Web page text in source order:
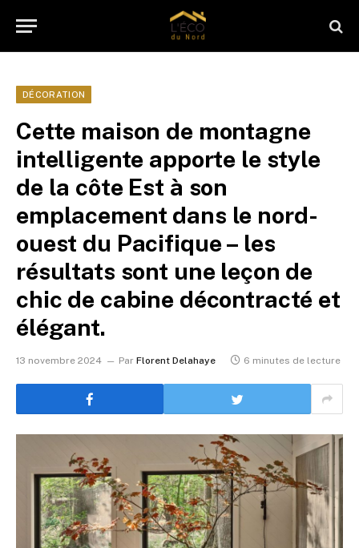
DÉCORATION
Cette maison de montagne
intelligente apporte le style
de la côte Est à son
emplacement dans le nord-
ouest du Pacifique – les
résultats sont une leçon de
chic de cabine décontracté et
élégant.
13 novembre 2024 Par Florent Delahaye 6 minutes de lecture